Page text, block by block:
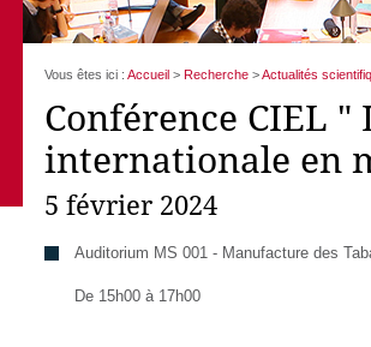
Vous êtes ici : Accueil> Recherche>Actualités
Conférence CIEL
internationale en
5 février 2024
Auditorium MS 001 - Manufacture des
De 15h00 à 17h00